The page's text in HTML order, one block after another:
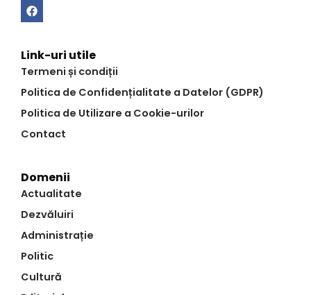
Link-uri utile
Termeni și condiții
Politica de Confidențialitate a Datelor (GDPR)
Politica de Utilizare a Cookie-urilor
Contact
Domenii
Actualitate
Dezvăluiri
Administrație
Politic
Cultură